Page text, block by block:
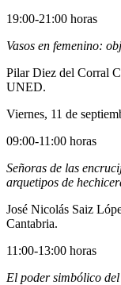
19:00-21:00 horas
Vasos en femenino:
Pilar Diez del Corral
UNED.
Viernes, 11 de
09:00-11:00 horas
Señoras de las
arquetipos de
José Nicolás Saiz
Cantabria.
11:00-13:00 horas
El poder simbólico